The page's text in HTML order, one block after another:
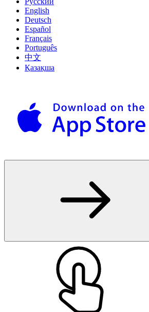
English
Deutsch
Español
Français
Português
中文
Қазақша